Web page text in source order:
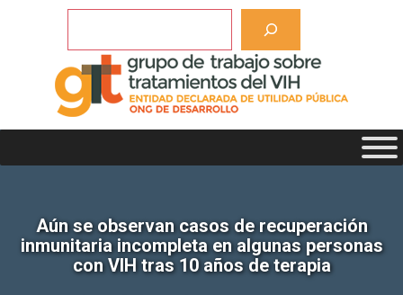
Aún se observan casos de recuperación
inmunitaria incompleta en algunas personas
con VIH tras 10 años de terapia